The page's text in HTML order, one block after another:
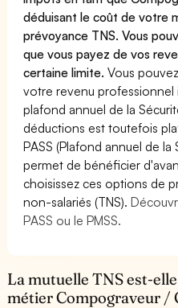
déduisant le coût de votre
prévoyance TNS. Vous
que vous payez de vos
certaine limite.Vous
votre revenu professionnel
plafond annuel de la
déductions est toutefois
PASS (Plafond annuel de
permet de bénéficier
choisissez ces options de
non-salariés (TNS).
PASS ou le PMSS.
La mutuelle TNS est-
métier Compograveur /